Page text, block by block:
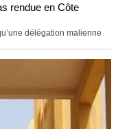
rendue en Côte
délégation malienne